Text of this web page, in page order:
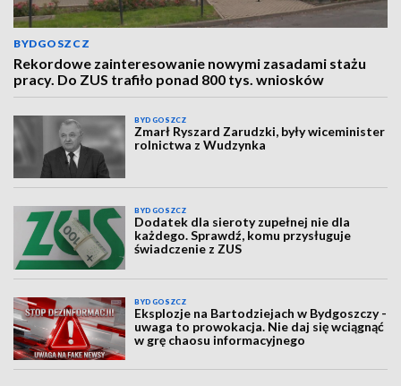
BYDGOSZCZ
Rekordowe zainteresowanie nowymi zasadami stażu
pracy. Do ZUS trafiło ponad 800 tys. wniosków
BYDGOSZCZ
Zmarł Ryszard Zarudzki, były wiceminister
rolnictwa z Wudzynka
BYDGOSZCZ
Dodatek dla sieroty zupełnej nie dla
każdego. Sprawdź, komu przysługuje
świadczenie z ZUS
BYDGOSZCZ
Eksplozje na Bartodziejach w Bydgoszczy -
uwaga to prowokacja. Nie daj się wciągnąć
w grę chaosu informacyjnego